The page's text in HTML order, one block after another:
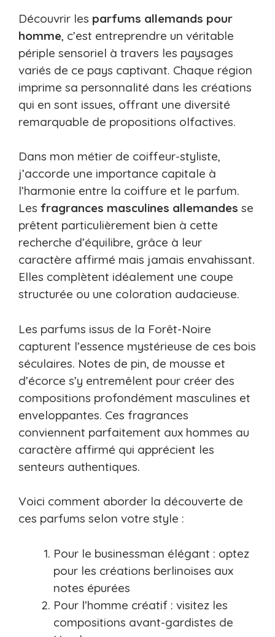
Découvrir les parfums allemands pour
homme, c’est entreprendre un véritable
périple sensoriel à travers les paysages
variés de ce pays captivant. Chaque région
imprime sa personnalité dans les créations
qui en sont issues, offrant une diversité
remarquable de propositions olfactives.
Dans mon métier de coiffeur-styliste,
j’accorde une importance capitale à
l’harmonie entre la coiffure et le parfum.
Les fragrances masculines allemandes se
prêtent particulièrement bien à cette
recherche d’équilibre, grâce à leur
caractère affirmé mais jamais envahissant.
Elles complètent idéalement une coupe
structurée ou une coloration audacieuse.
Les parfums issus de la Forêt-Noire
capturent l’essence mystérieuse de ces bois
séculaires. Notes de pin, de mousse et
d’écorce s’y entremêlent pour créer des
compositions profondément masculines et
enveloppantes. Ces fragrances
conviennent parfaitement aux hommes au
caractère affirmé qui apprécient les
senteurs authentiques.
Voici comment aborder la découverte de
ces parfums selon votre style :
Pour le businessman élégant : optez
pour les créations berlinoises aux
notes épurées
Pour l’homme créatif : visitez les
compositions avant-gardistes de